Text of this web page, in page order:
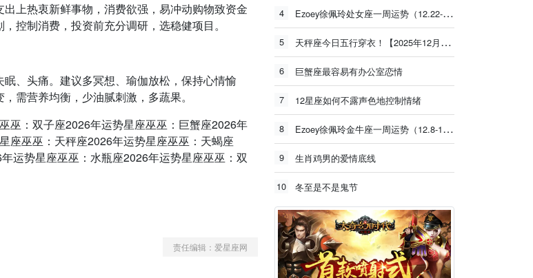
上热衷新鲜事物，消费欲强，易冲动购物致资金
控制消费，投资前充分调研，选稳健项目。
、头痛。建议多冥想、瑜伽放松，保持心情愉
需营养均衡，少油腻刺激，多蔬果。
巫：双子座2026年运势星座巫巫：巨蟹座2026年
座巫巫：天秤座2026年运势星座巫巫：天蝎座
运势星座巫巫：水瓶座2026年运势星座巫巫：双
责任编辑：爱星座网
4 Ezoey徐佩玲处女座一周运势（12.22-12.28）
5 天秤座今日五行穿衣！【2025年12月26日】
6 巨蟹座最容易有办公室恋情
7 12星座如何不露声色地控制情绪
8 Ezoey徐佩玲金牛座一周运势（12.8-12.14）
9 生肖鸡男的爱情底线
10 冬至是不是鬼节